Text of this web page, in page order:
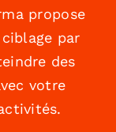
propose
par
des
votre